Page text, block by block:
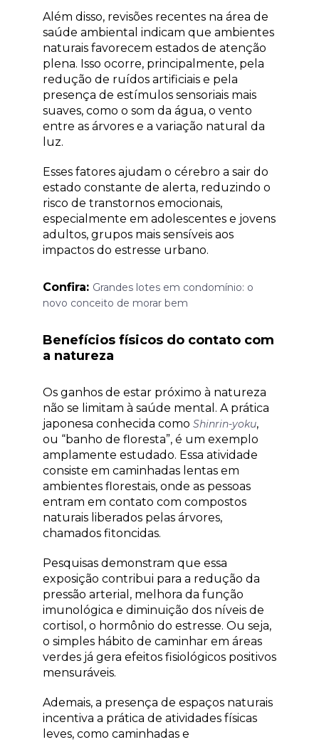
Além disso, revisões recentes na área de
saúde ambiental indicam que ambientes
naturais favorecem estados de atenção
plena. Isso ocorre, principalmente, pela
redução de ruídos artificiais e pela
presença de estímulos sensoriais mais
suaves, como o som da água, o vento
entre as árvores e a variação natural da
luz.
Esses fatores ajudam o cérebro a sair do
estado constante de alerta, reduzindo o
risco de transtornos emocionais,
especialmente em adolescentes e jovens
adultos, grupos mais sensíveis aos
impactos do estresse urbano.
Confira: Grandes lotes em condomínio: o
novo conceito de morar bem
Benefícios físicos do contato com
a natureza
Os ganhos de estar próximo à natureza
não se limitam à saúde mental. A prática
japonesa conhecida como Shinrin-yoku,
ou “banho de floresta”, é um exemplo
amplamente estudado. Essa atividade
consiste em caminhadas lentas em
ambientes florestais, onde as pessoas
entram em contato com compostos
naturais liberados pelas árvores,
chamados fitoncidas.
Pesquisas demonstram que essa
exposição contribui para a redução da
pressão arterial, melhora da função
imunológica e diminuição dos níveis de
cortisol, o hormônio do estresse. Ou seja,
o simples hábito de caminhar em áreas
verdes já gera efeitos fisiológicos positivos
mensuráveis.
Ademais, a presença de espaços naturais
incentiva a prática de atividades físicas
leves, como caminhadas e